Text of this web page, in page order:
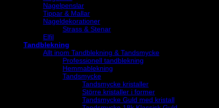
Nagelpenslar
Tippar & Mallar
Nageldekorationer
Strass & Stenar
Elfil
Tandblekning
Allt inom Tandblekning & Tandsmycke
Professionell tandblekning
Hemmablekning
Tandsmycke
Tandsmycke kristaller
Större kristaller i former
Tandsmycke Guld med kristall